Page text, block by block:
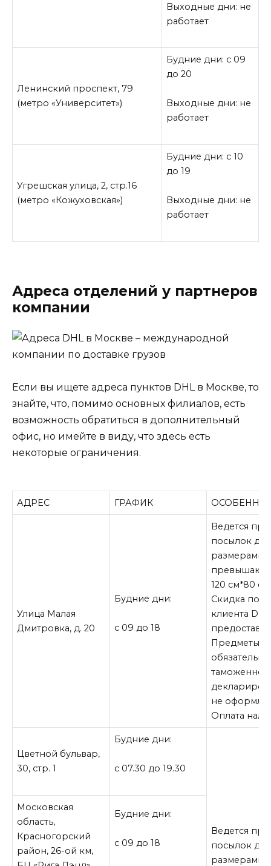
Выходные дни: не
работает
Ленинский проспект, 79
(метро «Университет»)
Будние дни: с 09
до 20
Выходные дни: не
работает
Угрешская улица, 2, стр.16
(метро «Кожуховская»)
Будние дни: с 10
до 19
Выходные дни: не
работает
Адреса отделений у партнеров
компании
Если вы ищете адреса пунктов DHL в Москве, то
знайте, что, помимо основных филиалов, есть
возможность обратиться в дополнительный
офис, но имейте в виду, что здесь есть
некоторые ограничения.
АДРЕС ГРАФИК
Улица Малая
Дмитровка, д. 20
Будние дни:
с 09 до 18
Ведется
посылок до
размерами,
120 см*80
Скидка по
клиента
Предметы,
не
Оплата
Цветной бульвар,
30, стр. 1
Будние дни:
с 07.30 до 19.30
Ведется
посылок до
размерами,
Московская
область,
Красногорский
район, 26-ой км,
Будние дни:
с 09 до 18